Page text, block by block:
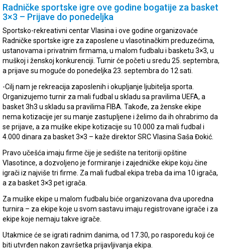
Radničke sportske igre ove godine bogatije za basket
3×3 – Prijave do ponedeljka
Sportsko-rekreativni centar Vlasina i ove godine organizovaće
Radničke sportske igre za zaposlene u vlasotinačkim preduzećima,
ustanovama i privatnim firmama, u malom fudbalu i basketu 3×3, u
muškoj i ženskoj konkurenciji. Turnir će početi u sredu 25. septembra,
a prijave su moguće do ponedeljka 23. septembra do 12 sati.
-Cilj nam je rekreacija zaposlenih i okupljanje ljubitelja sporta.
Organizujemo turnir za mali fudbal u skladu sa pravilima UEFA, a
basket 3h3 u skladu sa pravilima FIBA. Takođe, za ženske ekipe
nema kotizacije jer su manje zastupljene i želimo da ih ohrabrimo da
se prijave, a za muške ekipe kotizacije su 10.000 za mali fudbal i
4.000 dinara za basket 3×3 – kaže direktor SRC Vlasina Saša Đokić.
Pravo učešća imaju firme čije je sedište na teritoriji opštine
Vlasotince, a dozvoljeno je formiranje i zajedničke ekipe koju čine
igrači iz najviše tri firme. Za mali fudbal ekipa treba da ima 10 igrača,
a za basket 3×3 pet igrača.
Za muške ekipe u malom fudbalu biće organizovana dva uporedna
turnira – za ekipe koje u svom sastavu imaju registrovane igrače i za
ekipe koje nemaju takve igrače.
Utakmice će se igrati radnim danima, od 17.30, po rasporedu koji će
biti utvrđen nakon završetka prijavljivanja ekipa.